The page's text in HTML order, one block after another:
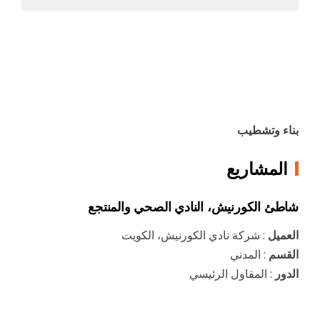
بناء وتشطيب
المشاريع
شاطئ الكورنيش، النادي الصحي والمنتجع
العميل : شركة نادي الكورنيش، الكويت
القسم : المدني
الدور : المقاول الرئيسي